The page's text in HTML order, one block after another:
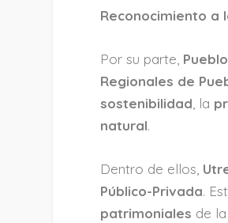
Reconocimiento a
Por su parte,
Regionales de
sostenibilidad, la
natural.
Dentro de ellos,
Público-Privada.
patrimoniales de la